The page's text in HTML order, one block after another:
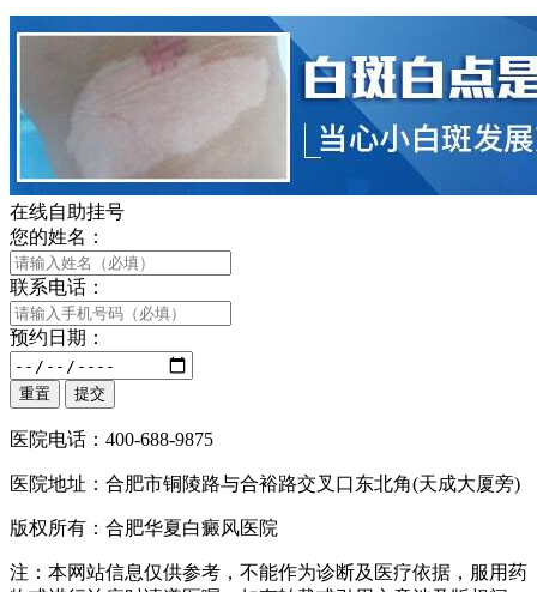
在线自助挂号
您的姓名：
联系电话：
预约日期：
医院电话：400-688-9875
医院地址：合肥市铜陵路与合裕路交叉口东北角(天成大厦旁)
版权所有：合肥华夏白癜风医院
注：本网站信息仅供参考，不能作为诊断及医疗依据，服用药